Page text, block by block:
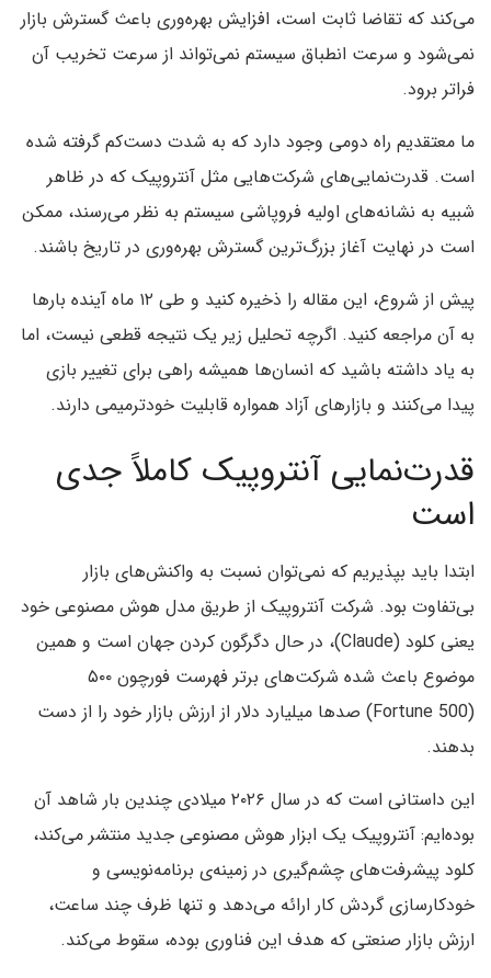
می‌کند که تقاضا ثابت است، افزایش بهره‌وری باعث گسترش بازار
نمی‌شود و سرعت انطباق سیستم نمی‌تواند از سرعت تخریب آن
فراتر برود.
ما معتقدیم راه دومی وجود دارد که به شدت دست‌کم گرفته شده
است. قدرت‌نمایی‌های شرکت‌هایی مثل آنتروپیک که در ظاهر
شبیه به نشانه‌های اولیه فروپاشی سیستم به نظر می‌رسند، ممکن
است در نهایت آغاز بزرگ‌ترین گسترش بهره‌وری در تاریخ باشند.
پیش از شروع، این مقاله را ذخیره کنید و طی ۱۲ ماه آینده بارها
به آن مراجعه کنید. اگرچه تحلیل زیر یک نتیجه قطعی نیست، اما
به یاد داشته باشید که انسان‌ها همیشه راهی برای تغییر بازی
پیدا می‌کنند و بازارهای آزاد همواره قابلیت خودترمیمی دارند.
قدرت‌نمایی آنتروپیک کاملاً جدی
است
ابتدا باید بپذیریم که نمی‌توان نسبت به واکنش‌های بازار
بی‌تفاوت بود. شرکت آنتروپیک از طریق مدل هوش مصنوعی خود
یعنی کلود (Claude)، در حال دگرگون کردن جهان است و همین
موضوع باعث شده شرکت‌های برتر فهرست فورچون ۵۰۰
(Fortune 500) صدها میلیارد دلار از ارزش بازار خود را از دست
بدهند.
این داستانی است که در سال ۲۰۲۶ میلادی چندین بار شاهد آن
بوده‌ایم: آنتروپیک یک ابزار هوش مصنوعی جدید منتشر می‌کند،
کلود پیشرفت‌های چشم‌گیری در زمینه‌ی برنامه‌نویسی و
خودکارسازی گردش کار ارائه می‌دهد و تنها ظرف چند ساعت،
ارزش بازار صنعتی که هدف این فناوری بوده، سقوط می‌کند.